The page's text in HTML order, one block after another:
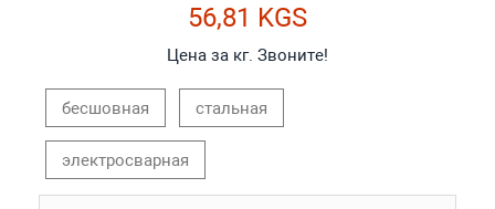
56,81 KGS
Цена за кг. Звоните!
бесшовная стальная
электросварная